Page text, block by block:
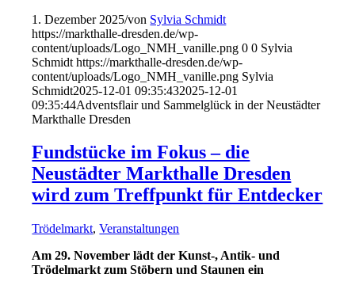
1. Dezember 2025/von Sylvia Schmidt
https://markthalle-dresden.de/wp-
content/uploads/Logo_NMH_vanille.png 0 0 Sylvia
Schmidt https://markthalle-dresden.de/wp-
content/uploads/Logo_NMH_vanille.png Sylvia
Schmidt2025-12-01 09:35:432025-12-01
09:35:44Adventsflair und Sammelglück in der Neustädter
Markthalle Dresden
Fundstücke im Fokus – die
Neustädter Markthalle Dresden
wird zum Treffpunkt für Entdecker
Trödelmarkt,Veranstaltungen
Am 29. November lädt der Kunst-, Antik- und
Trödelmarkt zum Stöbern und Staunen ein